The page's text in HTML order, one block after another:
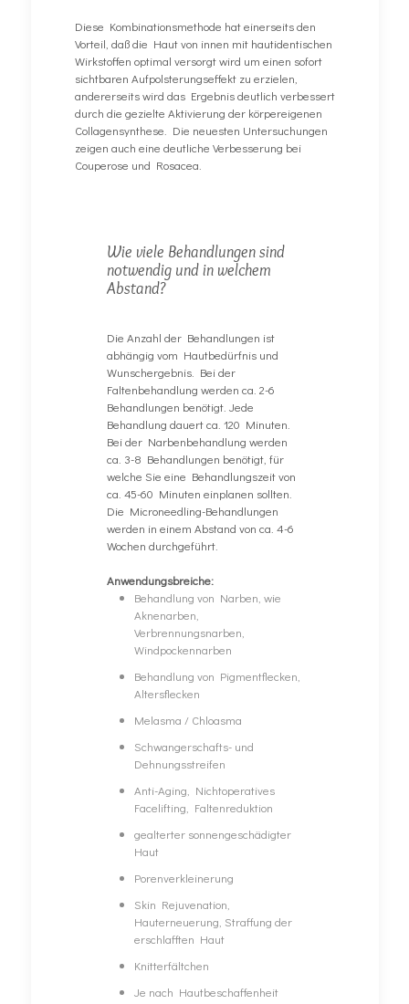
Diese Kombinationsmethode hat einerseits den
Vorteil, daß die Haut von innen mit hautidentischen
Wirkstoffen optimal versorgt wird um einen sofort
sichtbaren Aufpolsterungseffekt zu erzielen,
andererseits wird das Ergebnis deutlich verbessert
durch die gezielte Aktivierung der körpereigenen
Collagensynthese. Die neuesten Untersuchungen
zeigen auch eine deutliche Verbesserung bei
Couperose und Rosacea.
Wie viele Behandlungen sind
notwendig und in welchem
Abstand?
Die Anzahl der Behandlungen ist
abhängig vom Hautbedürfnis und
Wunschergebnis. Bei der
Faltenbehandlung werden ca. 2-6
Behandlungen benötigt. Jede
Behandlung dauert ca. 120 Minuten.
Bei der Narbenbehandlung werden
ca. 3-8 Behandlungen benötigt, für
welche Sie eine Behandlungszeit von
ca. 45-60 Minuten einplanen sollten.
Die Microneedling-Behandlungen
werden in einem Abstand von ca. 4-6
Wochen durchgeführt.
Anwendungsbreiche:
Behandlung von Narben, wie
Aknenarben,
Verbrennungsnarben,
Windpockennarben
Behandlung von Pigmentflecken,
Altersflecken
Melasma / Chloasma
Schwangerschafts- und
Dehnungsstreifen
Anti-Aging, Nichtoperatives
Facelifting, Faltenreduktion
gealterter sonnengeschädigter
Haut
Porenverkleinerung
Skin Rejuvenation,
Hauterneuerung, Straffung der
erschlafften Haut
Knitterfältchen
Je nach Hautbeschaffenheit